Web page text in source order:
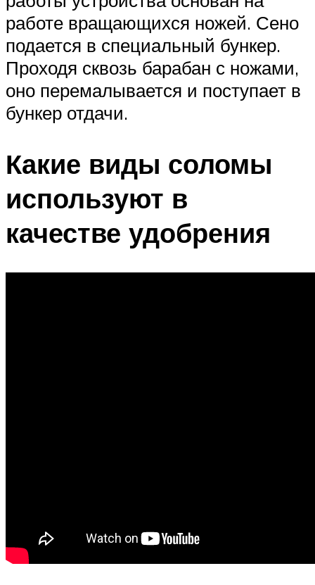
работе вращающихся ножей. Сено
подается в специальный бункер.
Проходя сквозь барабан с ножами,
оно перемалывается и поступает в
бункер отдачи.
Какие виды соломы
используют в
качестве удобрения